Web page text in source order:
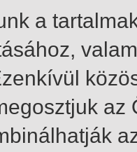
a